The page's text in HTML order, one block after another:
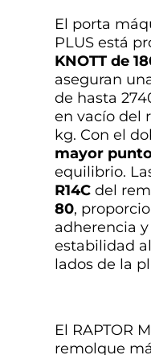
El porta
PLUS está
KNOTT de
aseguran
de hasta
en vacío del
kg. Con el
mayor
equilibrio.
R14C del
80,
adherencia
estabilidad
lados de la
El RAPTOR
remolque